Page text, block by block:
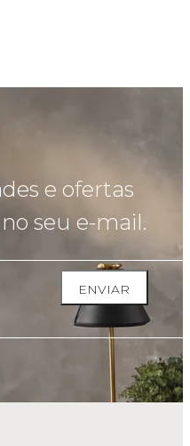
e ofertas
seu e-mail.
ENVIAR